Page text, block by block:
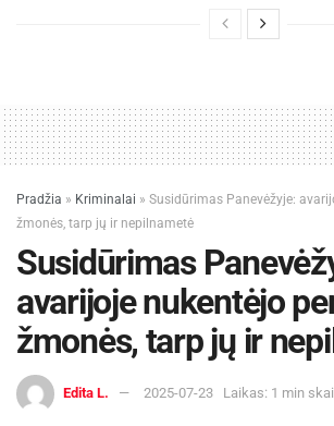
Pradžia » Kriminalai » Susidūrimas Panevėžyje:
žmonės, tarp jų ir nepilnametė
Susidūrimas
avarijoje nukentėjo
žmonės, tarp jų ir
Edita L. 2025-07-23 Laikas: 1 min